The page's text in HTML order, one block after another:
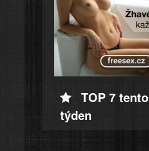
TOP 7 tento
týden